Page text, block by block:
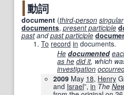
動詞
document (third-person singular
documents, present participle
pastandpast participle
To record in documents.
He documented
as he did it, which
investigation
2009 May 18, Henry
and Israel”, in The